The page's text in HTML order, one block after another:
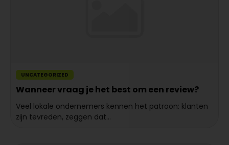
UNCATEGORIZED
Wanneer vraag je het best om een review?
Veel lokale ondernemers kennen het patroon: klanten
zijn tevreden, zeggen dat...